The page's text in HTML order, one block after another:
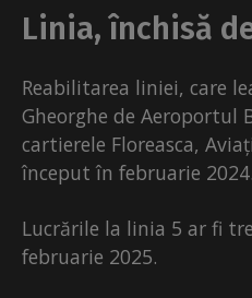
Linia, închisă
Reabilitarea liniei, care
Gheorghe de Aeroportul
cartierele Floreasca,
început în februarie 2024.
Lucrările la linia 5 ar fi
februarie 2025.